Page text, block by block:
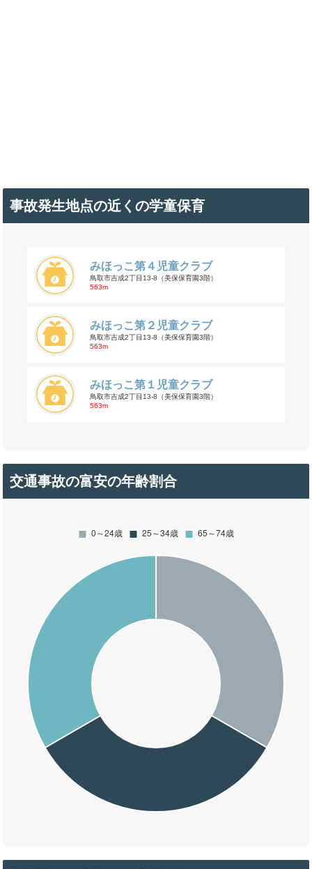
事故発生地点の近くの学童保育
みほっこ第４児童クラブ
鳥取市吉成2丁目13-8（美保保育園3階）
563m
みほっこ第２児童クラブ
鳥取市吉成2丁目13-8（美保保育園3階）
563m
みほっこ第１児童クラブ
鳥取市吉成2丁目13-8（美保保育園3階）
563m
交通事故の富安の年齢割合